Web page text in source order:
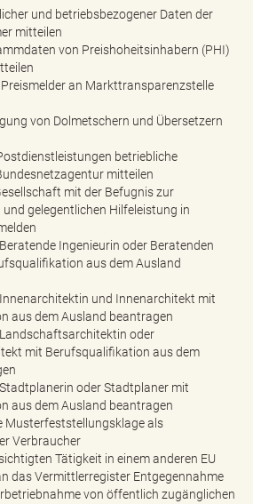
u
b
e
d
und betriebsbezogener Daten der
mitteilen
von Preishoheitsinhabern (PHI)
an Markttransparenzstelle
von Dolmetschern und Übersetzern
betriebliche
mitteilen
mit der Befugnis zur
gelegentlichen Hilfeleistung in
Ingenieurin oder Beratenden
aus dem Ausland
und Innenarchitekt mit
aus dem Ausland beantragen
oder
mit Berufsqualifikation aus dem
oder Stadtplaner mit
aus dem Ausland beantragen
Musterfeststellungsklage als
Verbraucher
Tätigkeit in einem anderen EU
das Vermittlerregister Entgegennahme
von öffentlich zugänglichen